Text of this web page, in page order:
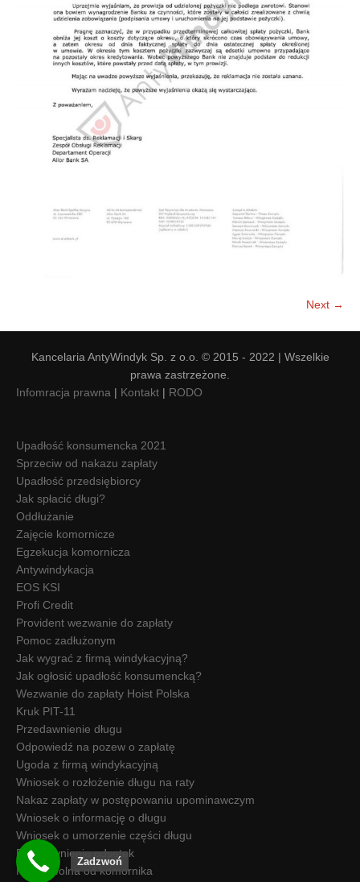
Next →
Kancelaria AntyWindyk Sp. z o.o. © 2015 - 2022 | Wszelkie
prawa zastrzeżone.
Infomracja prawna | Kontakt | RODO
Upadłość konsumencka 2021
Sprzeciw od nakazu zapłaty
Upadłość przedsiębiorcy
Jak spłacić długi?
Oddłużanie
Zajęcie komornicze
Egzekucja komornicza
Antywindykacja
EOS KSI
Profi Credit
Provident wezwanie do zapłaty
Pomoc zadłużonym
Jak wygrać z firmą windykacyjną?
Jak ogłosić upadłość konsumencką?
Wezwanie do zapłaty Hoist Polska
Kruk PIT-11
Przedawnienie długu
Odpowiedź na pozew o zapłatę
Ugoda z firmą windykacyjną
Wniosek o rozłożenie długu na raty
Nakaz zapłaty w postępowaniu upominawczym
Wniosek o informację o długu
Wniosek o umorzenie części długu
Przedawnienie odsetek
Kwota wolna od komornika
Zadzwoń